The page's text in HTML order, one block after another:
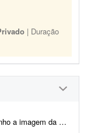
| Duração
IA em alta resolução, mas preciso do arquivo base vetorizado para garantir qualidade na reproduç&a...